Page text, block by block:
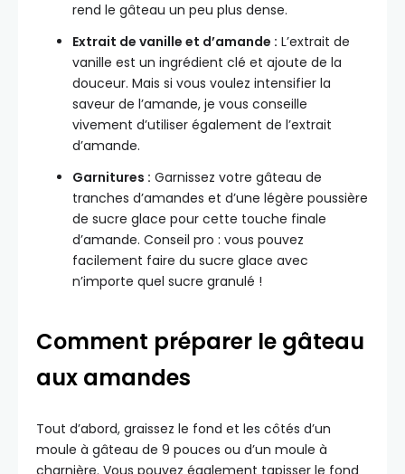
rend le gâteau un peu plus dense.
Extrait de vanille et d’amande : L’extrait de
vanille est un ingrédient clé et ajoute de la
douceur. Mais si vous voulez intensifier la
saveur de l’amande, je vous conseille
vivement d’utiliser également de l’extrait
d’amande.
Garnitures : Garnissez votre gâteau de
tranches d’amandes et d’une légère poussière
de sucre glace pour cette touche finale
d’amande. Conseil pro : vous pouvez
facilement faire du sucre glace avec
n’importe quel sucre granulé !
Comment préparer le gâteau
aux amandes
Tout d’abord, graissez le fond et les côtés d’un
moule à gâteau de 9 pouces ou d’un moule à